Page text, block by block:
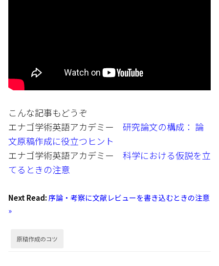
こんな記事もどうぞ
エナゴ学術英語アカデミー 研究論文の構成： 論
文原稿作成に役立つヒント
エナゴ学術英語アカデミー 科学における仮説を立
てるときの注意
Next Read:序論・考察に文献レビューを書き込むときの注意
»
原稿作成のコツ